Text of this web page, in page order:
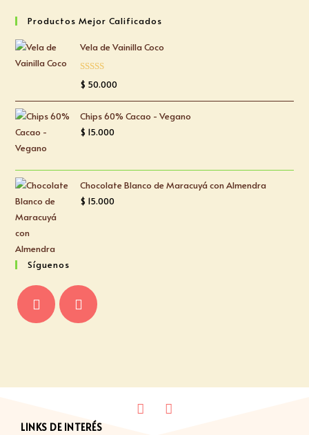
Productos Mejor Calificados
Vela de Vainilla Coco
Valorado
$ 50.000
Chips 60% Cacao - Vegano
$ 15.000
Chocolate Blanco de Maracuyá con Almendra
$ 15.000
Síguenos
LINKS DE INTERÉS